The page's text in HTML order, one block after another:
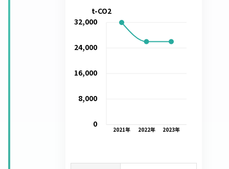
2021年 2022年 2023年
0
8,000
16,000
24,000
32,000
t-CO2